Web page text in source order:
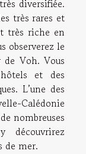
diversifiée.
très rares et
très riche en
observerez le
Voh. Vous
et des
L’une des
Calédonie
nombreuses
découvrirez
de mer.